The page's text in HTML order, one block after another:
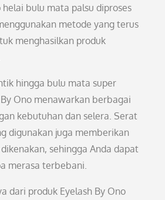
bulu mata palsu diproses
metode yang terus
menghasilkan produk
hingga bulu mata super
Ono menawarkan berbagai
kebutuhan dan selera. Serat
digunakan juga memberikan
sehingga Anda dapat
merasa terbebani.
dari produk Eyelash By Ono